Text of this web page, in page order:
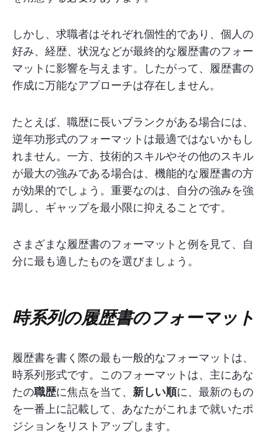
しかし、求職者はそれぞれ個性的であり、個人の
好み、経歴、状況などが最終的な履歴書のフォー
マットに影響を与えます。したがって、履歴書の
作成に万能なアプローチは存在しません。
たとえば、職歴に長いブランクがある場合には、
逆年功形式のフォーマットは最適ではないかもし
れません。一方、技術的スキルやその他のスキル
が最大の強みである場合は、機能的な履歴書の方
が効果的でしょう。重要なのは、自分の強みを強
調し、ギャップを最小限に抑えることです。
さまざまな履歴書のフォーマットと例を見て、自
分に最も適したものを選びましょう。
時系列の履歴書のフォーマット
履歴書を書く際の最も一般的なフォーマットは、
時系列形式です。このフォーマットは、主にあな
たの職歴に焦点を当て、 新しい順に、最新のもの
を一番上に記載して、あなたがこれまで就いたポ
ジションをリストアップします。